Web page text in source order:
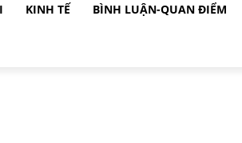
KINH TẾ BÌNH LUẬN-QUAN ĐIỂM